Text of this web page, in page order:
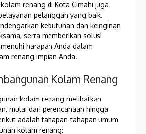
renang di Kota Cimahi juga
pelanggan yang baik.
kebutuhan dan keinginan
serta memberikan solusi
harapan Anda dalam
renang impian Anda.
Kolam Renang
kolam renang melibatkan
mulai dari perencanaan hingga
adalah tahapan-tahapan umum
kolam renang: